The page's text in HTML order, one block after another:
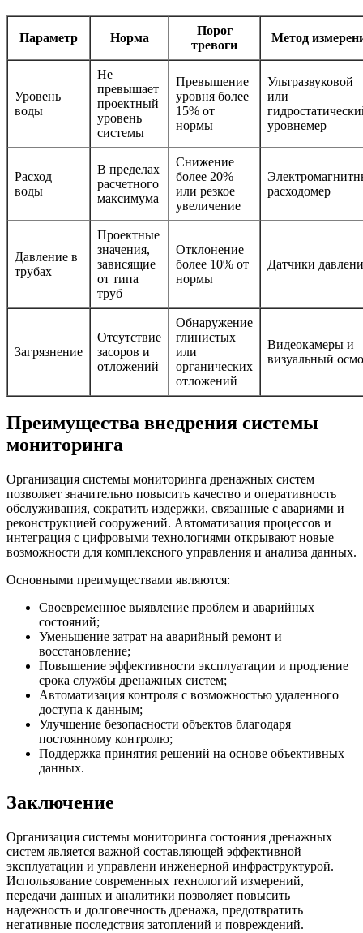
Параметр Норма
Порог
тревоги
Метод
Уровень
воды
Не
превышает
проектный
уровень
системы
Превышение
уровня более
15% от
нормы
Ультразвуковой
или
уровнемер
Расход
воды
В пределах
расчетного
максимума
Снижение
более 20%
или резкое
увеличение
расходомер
Давление в
трубах
Проектные
значения,
зависящие
от типа
труб
Отклонение
более 10% от
нормы
Датчики
Загрязнение
Отсутствие
засоров и
отложений
Обнаружение
глинистых
или
органических
отложений
Видеокамеры и
визуальный
Преимущества внедрения системы
мониторинга
Организация системы мониторинга дренажных систем
позволяет значительно повысить качество и оперативность
обслуживания, сократить издержки, связанные с авариями и
реконструкцией сооружений. Автоматизация процессов и
интеграция с цифровыми технологиями открывают новые
возможности для комплексного управления и анализа данных.
Основными преимуществами являются:
Своевременное выявление проблем и аварийных
состояний;
Уменьшение затрат на аварийный ремонт и
восстановление;
Повышение эффективности эксплуатации и продление
срока службы дренажных систем;
Автоматизация контроля с возможностью удаленного
доступа к данным;
Улучшение безопасности объектов благодаря
постоянному контролю;
Поддержка принятия решений на основе объективных
данных.
Заключение
Организация системы мониторинга состояния дренажных
систем является важной составляющей эффективной
эксплуатации и управлени инженерной инфраструктурой.
Использование современных технологий измерений,
передачи данных и аналитики позволяет повысить
надежность и долговечность дренажа, предотвратить
негативные последствия затоплений и повреждений.